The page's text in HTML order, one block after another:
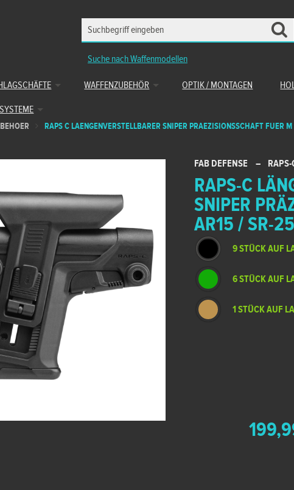
Suche nach Waffenmodellen
WAFFENZUBEHÖR OPTIK / MONTAGEN
RAPS C LAENGENVERSTELLBARER SNIPER PRAEZISIONSSCHAFT FUER
FAB DEFENSE – RAPS-
RAPS-C
SNIPER
AR15 / SR-25
9 STÜCK AUF
6 STÜCK AUF
1 STÜCK AUF